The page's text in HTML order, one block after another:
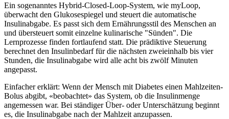
Ein sogenanntes Hybrid-Closed-Loop-System, wie myLoop,
überwacht den Glukosespiegel und steuert die automatische
Insulinabgabe. Es passt sich dem Ernährungsstil des Menschen an
und übersteuert somit einzelne kulinarische "Sünden". Die
Lernprozesse finden fortlaufend statt. Die prädiktive Steuerung
berechnet den Insulinbedarf für die nächsten zweieinhalb bis vier
Stunden, die Insulinabgabe wird alle acht bis zwölf Minuten
angepasst.
Einfacher erklärt: Wenn der Mensch mit Diabetes einen Mahlzeiten-
Bolus abgibt, «beobachtet» das System, ob die Insulinmenge
angemessen war. Bei ständiger Über- oder Unterschätzung beginnt
es, die Insulinabgabe nach der Mahlzeit anzupassen.